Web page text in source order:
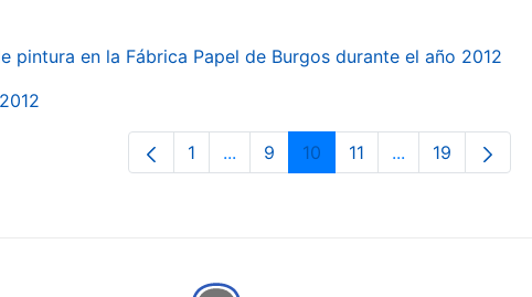
en la Fábrica Papel de Burgos durante el año 2012
Página
1 ...Páginas intermedias Use TAB para
Página
9 Página
10 Página
11 ...PáginasPágina
19